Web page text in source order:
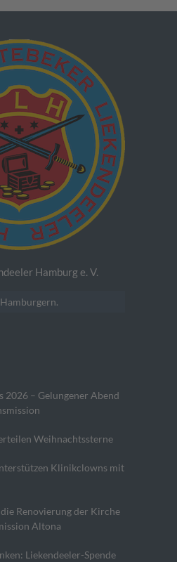
Hamburg e. V.
2026 – Gelungener Abend
Weihnachtssterne
Klinikclowns mit
Renovierung der Kirche
Altona
Liekendeeler-Spende